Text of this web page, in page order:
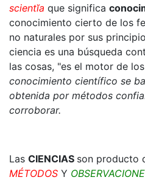
scientĭa que significa
conocimiento cierto de los
no naturales por sus
ciencia es una búsqueda
las cosas, "es el motor de
conocimiento científico se
obtenida por métodos
corroborar.
Las CIENCIAS son producto
MÉTODOS Y